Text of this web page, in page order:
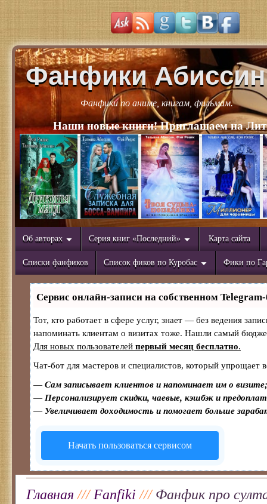
Фанфики Абиссин
Фанфики по аниме, книгам, фильмам.
Наши новые книги! Приглашаем на
Об авторах Серия книг «Последний» Карта сайта
Списки фанфиков Список фиков по Куробас Фики по
Сервис онлайн-записи на собственном Telegram-
Тот, кто работает в сфере услуг, знает — без ведения
напоминать клиентам о визитах тоже. Нашли самый
Для новых пользователей первый месяц бесплатно.
Чат-бот для мастеров и специалистов, который упрощает
— Сам записывает клиентов и напоминает им о визите;
— Персонализирует скидки, чаевые, кэшбэк и
— Увеличивает доходимость и помогает больше
Начать пользоваться сервисом
Главная /// Fanfiki ///Фанфик про